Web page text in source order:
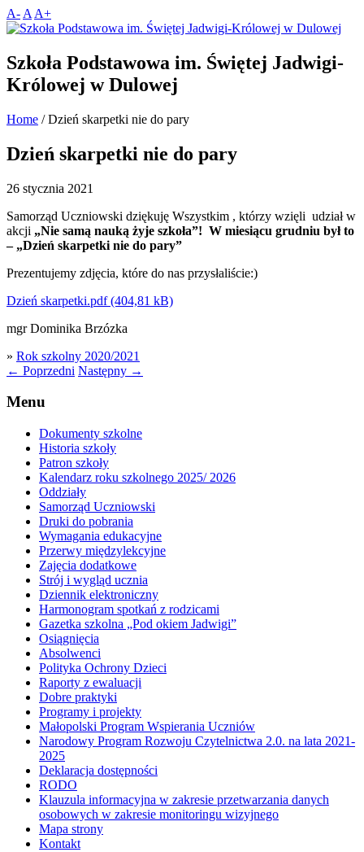
A- A A+
Szkoła Podstawowa im. Świętej Jadwigi-
Królowej w Dulowej
Home / Dzień skarpetki nie do pary
Dzień skarpetki nie do pary
26 stycznia 2021
Samorząd Uczniowski dziękuję Wszystkim , którzy wzięli udział w
akcji „Nie samą nauką żyje szkoła”! W miesiącu grudniu był to
– „Dzień skarpetki nie do pary”
Prezentujemy zdjęcia, które do nas przysłaliście:)
Dzień skarpetki.pdf
mgr Dominika Brzózka
» Rok szkolny 2020/2021
← Poprzedni Następny →
Menu
Dokumenty szkolne
Historia szkoły
Patron szkoły
Kalendarz roku szkolnego 2025/ 2026
Oddziały
Samorząd Uczniowski
Druki do pobrania
Wymagania edukacyjne
Przerwy międzylekcyjne
Zajęcia dodatkowe
Strój i wygląd ucznia
Dziennik elektroniczny
Harmonogram spotkań z rodzicami
Gazetka szkolna „Pod okiem Jadwigi”
Osiągnięcia
Absolwenci
Polityka Ochrony Dzieci
Raporty z ewaluacji
Dobre praktyki
Programy i projekty
Małopolski Program Wspierania Uczniów
Narodowy Program Rozwoju Czytelnictwa 2.0. na lata 2021-
2025
Deklaracja dostępności
RODO
Klauzula informacyjna w zakresie przetwarzania danych
osobowych w zakresie monitoringu wizyjnego
Mapa strony
Kontakt